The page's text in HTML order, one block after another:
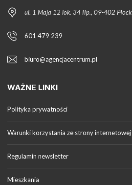
ul. 1 Maja 12 lok. 34 IIp., 09-402 Płock
601 479 239
biuro@agencjacentrum.pl
WAŻNE LINKI
Polityka prywatności
Warunki korzystania ze strony internetowej
Regulamin newsletter
Mieszkania